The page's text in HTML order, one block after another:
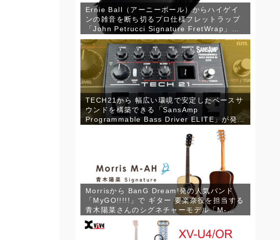
Ernie Ball（アーニーボール）からハイゲイ
ンの雑音を断ち切るプロ仕様フレットラップ
「John Petrucci Signature FretWrap」が
発売！
TECH21から 幅広い環境で安定したベースサ
ウンドを構築できる「SansAmp
Programmable Bass Driver ELITE」が発
Morrisから BanG Dream!発の人気バンド
「MyGO!!!!!」で ギター 要楽奈役を担当する
青木陽菜さんのシグネチャーモデル「M-
AH」が登場！